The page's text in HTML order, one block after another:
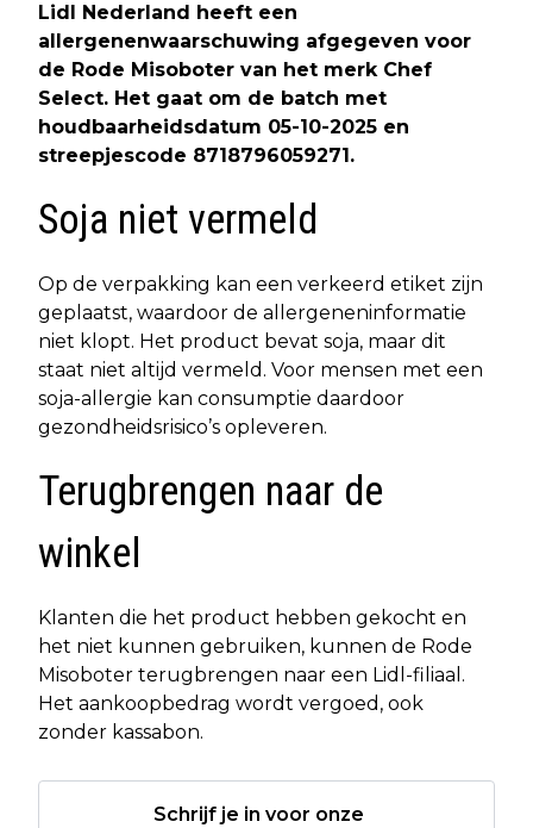
Lidl Nederland heeft een
allergenenwaarschuwing afgegeven voor
de Rode Misoboter van het merk Chef
Select. Het gaat om de batch met
houdbaarheidsdatum 05-10-2025 en
streepjescode 8718796059271.
Soja niet vermeld
Op de verpakking kan een verkeerd etiket zijn
geplaatst, waardoor de allergeneninformatie
niet klopt. Het product bevat soja, maar dit
staat niet altijd vermeld. Voor mensen met een
soja-allergie kan consumptie daardoor
gezondheidsrisico’s opleveren.
Terugbrengen naar de
winkel
Klanten die het product hebben gekocht en
het niet kunnen gebruiken, kunnen de Rode
Misoboter terugbrengen naar een Lidl-filiaal.
Het aankoopbedrag wordt vergoed, ook
zonder kassabon.
Schrijf je in voor onze